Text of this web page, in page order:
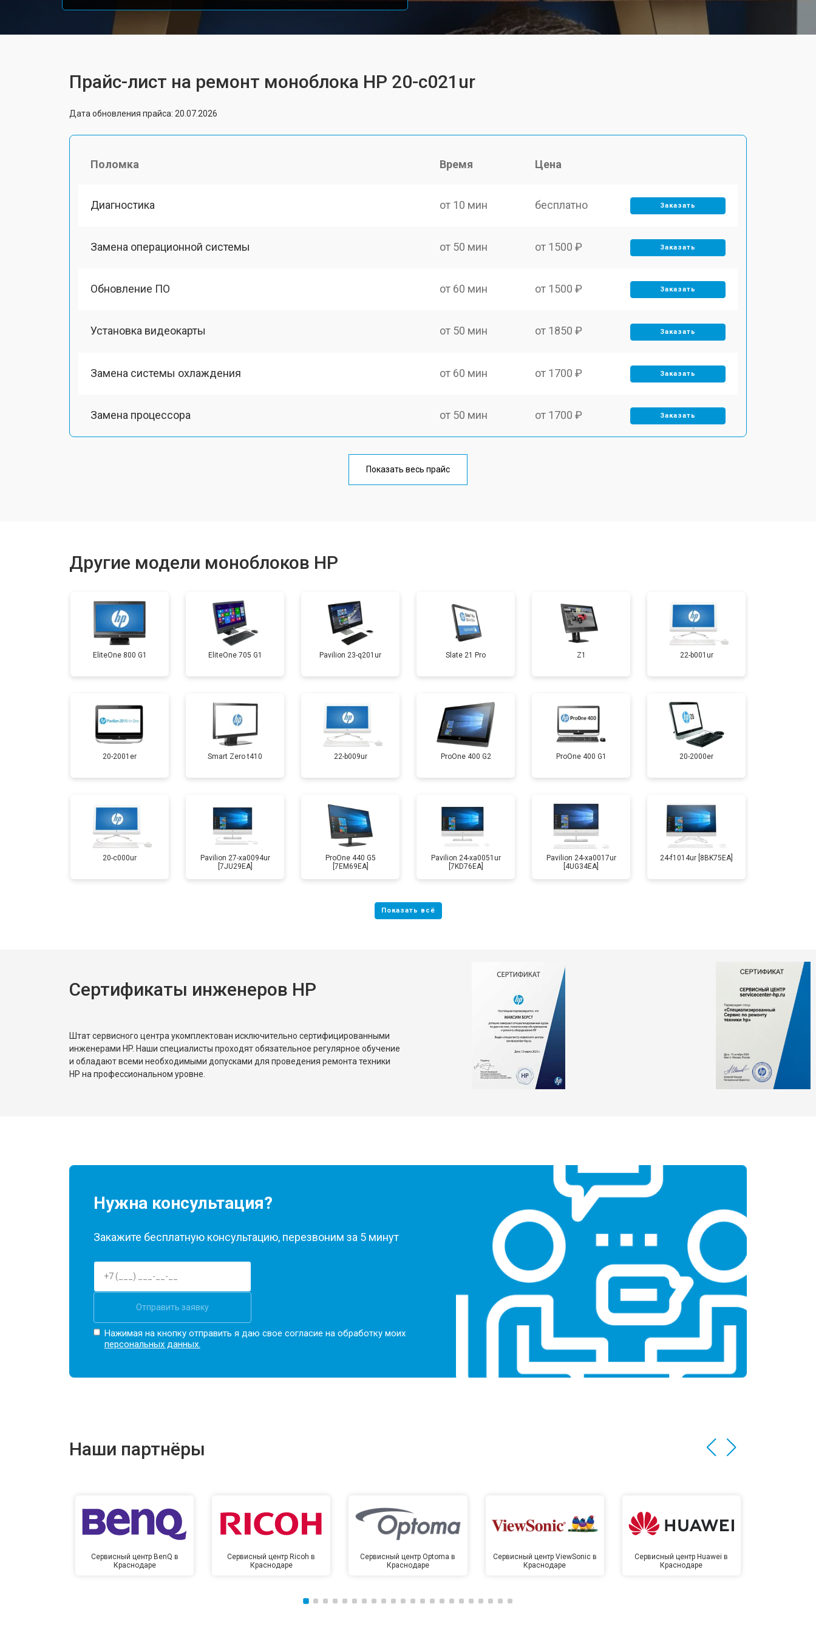
Прайс-лист на ремонт моноблока HP 20-c021ur
Дата обновления прайса: 20.07.2026
Поломка Время Цена
Диагностика от 10 мин бесплатно Заказать
Замена операционной системы от 50 мин от 1500 ₽ Заказать
Обновление ПО от 60 мин от 1500 ₽ Заказать
Установка видеокарты от 50 мин от 1850 ₽ Заказать
Замена системы охлаждения от 60 мин от 1700 ₽ Заказать
Замена процессора от 50 мин от 1700 ₽ Заказать
от 60 мин
Показать весь прайс
Другие модели моноблоков HP
EliteOne 800 G1 EliteOne 705 G1 Pavilion 23-q201ur Slate 21 Pro Z1 22-b001ur
20-2001er Smart Zero t410 22-b009ur ProOne 400 G2 ProOne 400 G1 20-2000er
20-c000ur
Pavilion 27-xa0094ur
[7JU29EA]
ProOne 440 G5
[7EM69EA]
Pavilion 24-xa0051ur
[7KD76EA]
Pavilion 24-xa0017ur
[4UG34EA]
24-f1014ur [8BK75EA]
Сертификаты инженеров HP
Штат сервисного центра укомплектован исключительно сертифицированными
инженерами HP. Наши специалисты проходят обязательное регулярное обучение
и обладают всеми необходимыми допусками для проведения ремонта техники
HP на профессиональном уровне.
Нужна консультация?
Закажите бесплатную консультацию, перезвоним за 5 минут
Отправить заявку
Нажимая на кнопку отправить я даю свое согласие на обработку моих
персональных данных.
Наши партнёры
Сервисный центр BenQ в
Краснодаре
Сервисный центр Ricoh в
Краснодаре
Сервисный центр Optoma в
Краснодаре
Сервисный центр ViewSonic в
Краснодаре
Сервисный центр Huawei в
Краснодаре